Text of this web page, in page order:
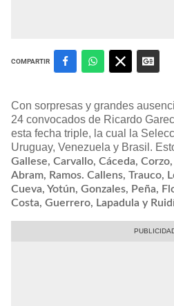
COMPARTIR
Con sorpresas y grandes
24 convocados de Ricardo
esta fecha triple, la cual la
Uruguay, Venezuela y Brasil.
Gallese, Carvallo, Cáceda,
Abram, Ramos. Callens, Trauco,
Cueva, Yotún, Gonzales, Peña,
Costa, Guerrero, Lapadula y